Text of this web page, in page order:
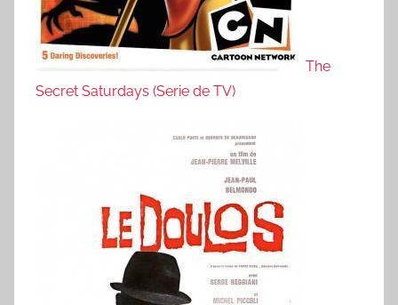
The
Secret Saturdays (Serie de TV)